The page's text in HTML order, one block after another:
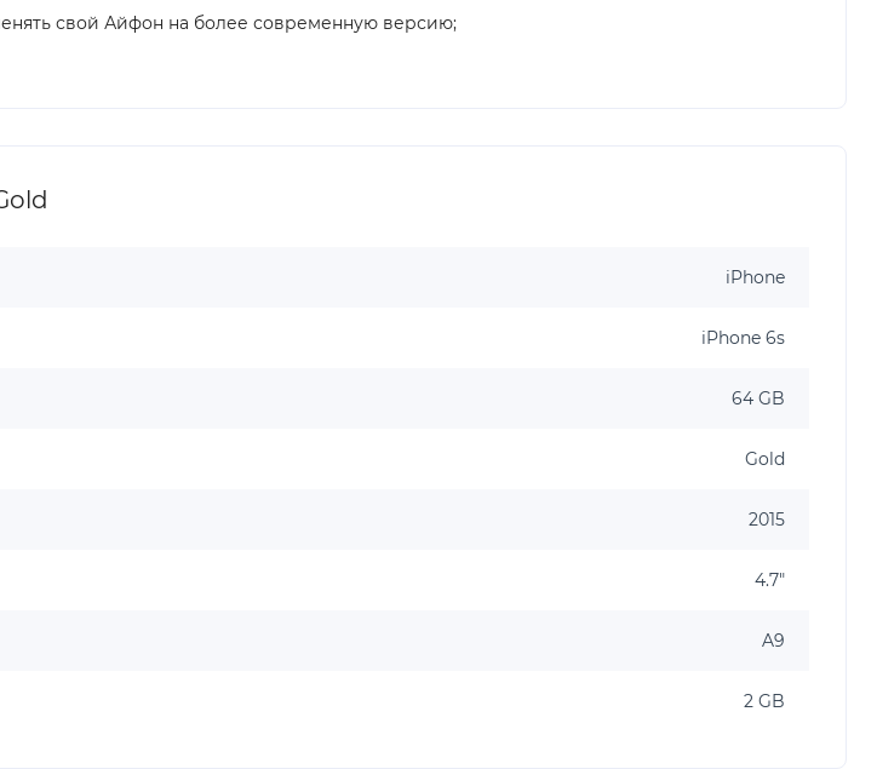
свой Айфон на более современную версию;
iPhone
iPhone 6s
64 GB
Gold
2015
4.7"
A9
2 GB